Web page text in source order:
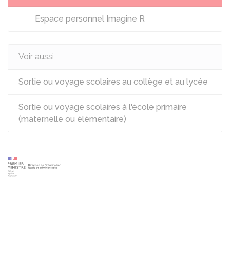
Espace personnel Imagine R
Voir aussi
Sortie ou voyage scolaires au collège et au lycée
Sortie ou voyage scolaires à l'école primaire
(maternelle ou élémentaire)